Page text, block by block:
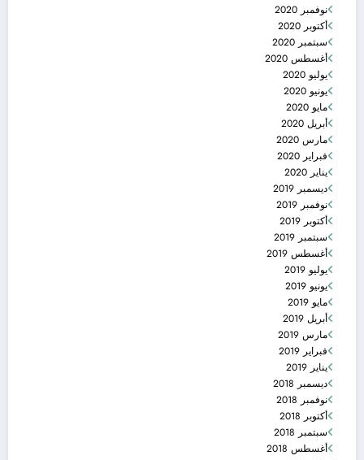
نوفمبر 2020
أكتوبر 2020
سبتمبر 2020
أغسطس 2020
يوليو 2020
يونيو 2020
مايو 2020
أبريل 2020
مارس 2020
فبراير 2020
يناير 2020
ديسمبر 2019
نوفمبر 2019
أكتوبر 2019
سبتمبر 2019
أغسطس 2019
يوليو 2019
يونيو 2019
مايو 2019
أبريل 2019
مارس 2019
فبراير 2019
يناير 2019
ديسمبر 2018
نوفمبر 2018
أكتوبر 2018
سبتمبر 2018
أغسطس 2018